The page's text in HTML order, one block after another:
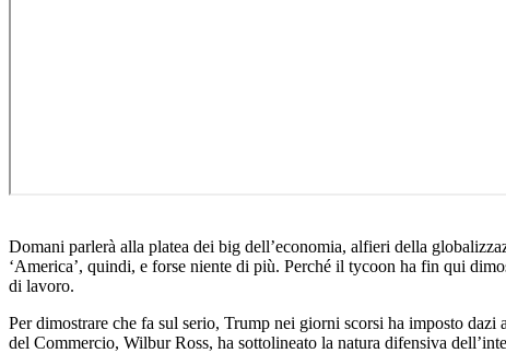
Domani parlerà alla platea dei big dell’economia, alfieri della
‘America’, quindi, e forse niente di più. Perché il tycoon ha fin qui
di lavoro.
Per dimostrare che fa sul serio, Trump nei giorni scorsi ha imposto
del Commercio, Wilbur Ross, ha sottolineato la natura difensiva